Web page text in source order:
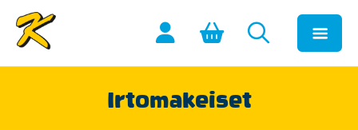
Irtomakeiset